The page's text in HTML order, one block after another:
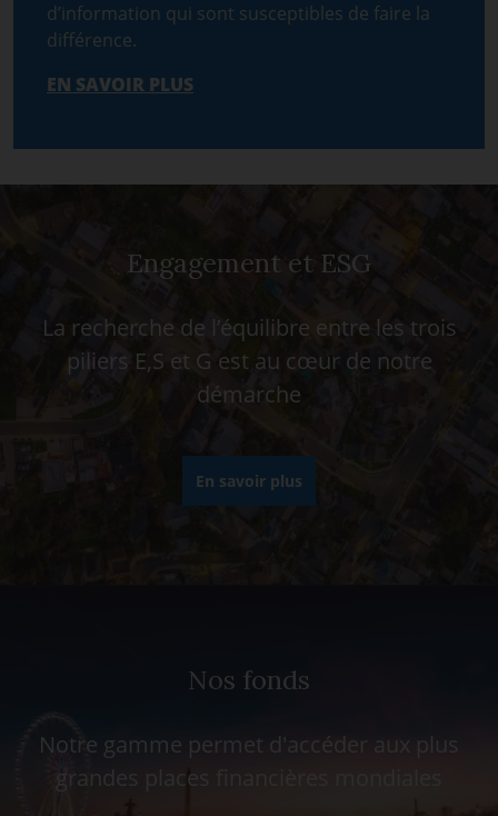
d’information qui sont susceptibles de faire la
différence.
EN SAVOIR PLUS
Engagement et ESG
La recherche de l’équilibre entre les trois
piliers E,S et G est au cœur de notre
démarche
En savoir plus
Nos fonds
Notre gamme permet d'accéder aux plus
grandes places financières mondiales